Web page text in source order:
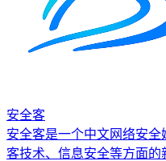
安全客
安全客是一个中文网络安
客技术、信息安全等方面的